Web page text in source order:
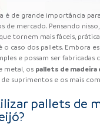
é de grande importância
de mercado. Pensando
tornem mais fáceis,
o caso dos pallets. Embora
e possam ser fabricadas
metal, os pallets de madeira
de suprimentos e os mais
pallets de